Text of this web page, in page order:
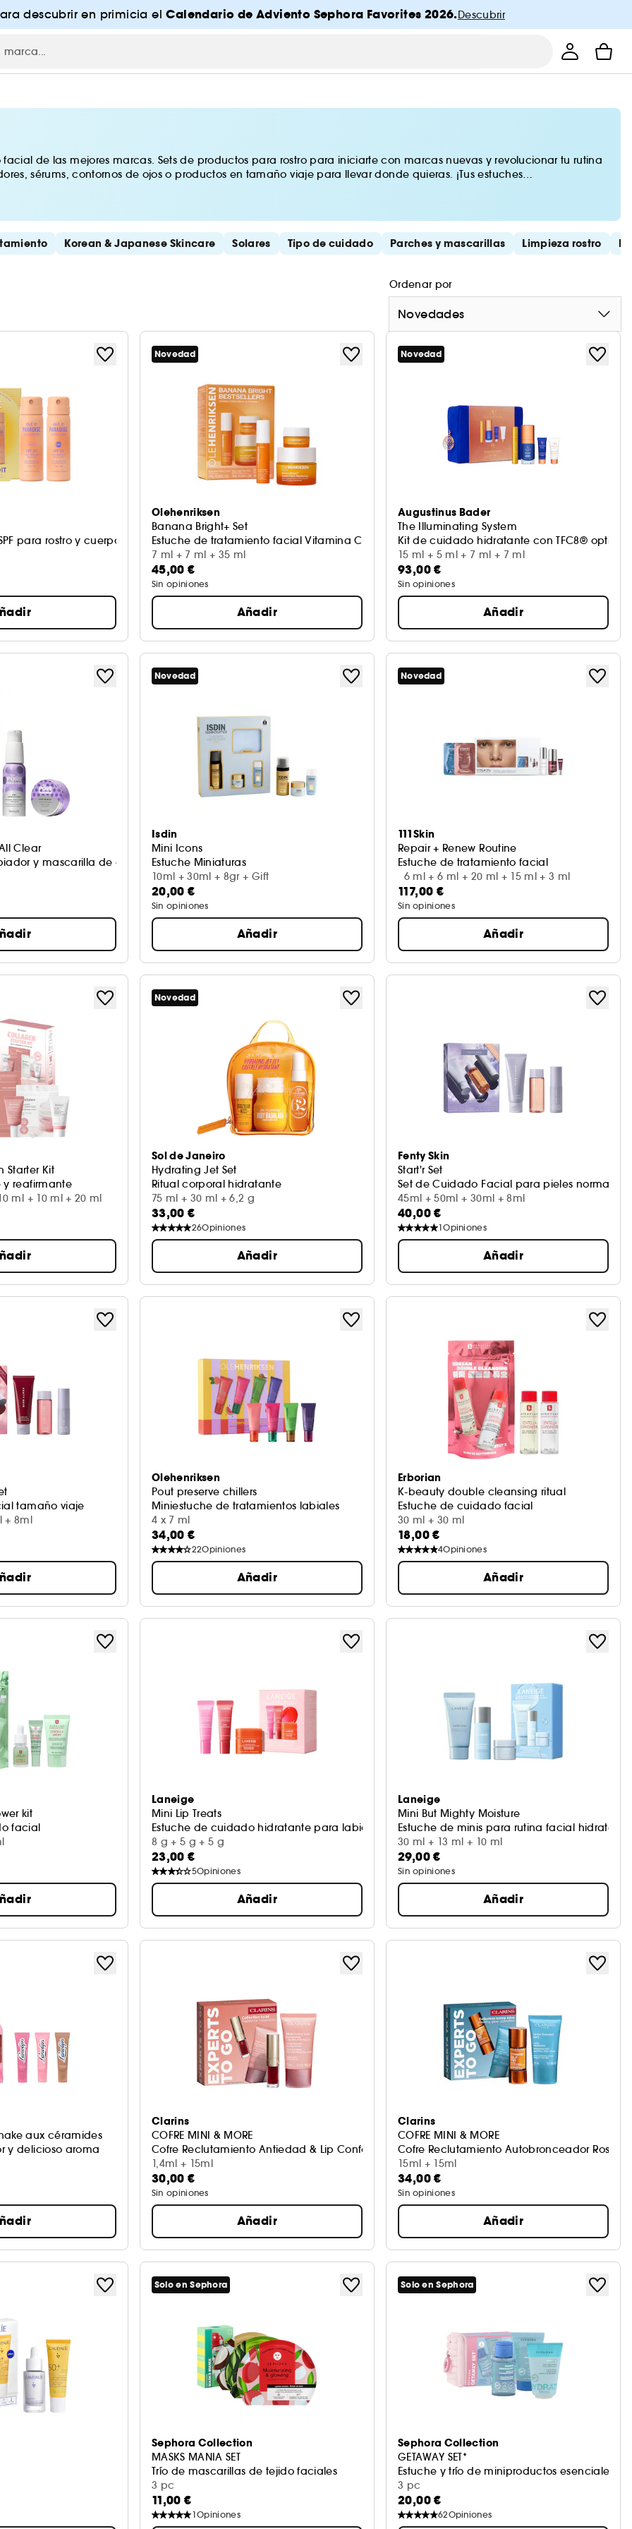
descubrir en primicia elCalendario de Adviento Sephora Favorites 2026.Descubrir
de las mejores marcas. Sets de productos para rostro para iniciarte con marcas nuevas y revolucionar tu rutina
sérums, contornos de ojos o productos en tamaño viaje para llevar donde quieras. ¡Tus estuches
Korean & Japanese Skincare Solares Tipo de cuidado Parches y mascarillas Limpieza rostro
Ordenar por
Novedades
para rostro y cuerpo
Novedad
Olehenriksen
Banana Bright+ Set
Estuche de tratamiento facial Vitamina C
7 ml + 7 ml + 35 ml
45,00 €
Sin opiniones
Añadir
Novedad
Augustinus Bader
The Illuminating System
Kit de cuidado hidratante con TFC8®
15 ml + 5 ml + 7 ml + 7 ml
93,00 €
Sin opiniones
Añadir
Clear
y mascarilla de arcilla
Novedad
Isdin
Mini Icons
Estuche Miniaturas
10ml + 30ml + 8gr + Gift
20,00 €
Sin opiniones
Añadir
Novedad
111Skin
Repair + Renew Routine
Estuche de tratamiento facial
6 ml + 6 ml + 20 ml + 15 ml + 3 ml
117,00 €
Sin opiniones
Añadir
Starter Kit
y reafirmante
ml + 10 ml + 20 ml
Novedad
Sol de Janeiro
Hydrating Jet Set
Ritual corporal hidratante
75 ml + 30 ml + 6,2 g
33,00 €
26Opiniones
Añadir
Fenty Skin
Start'r Set
Set de Cuidado Facial para pieles normales
45ml + 50ml + 30ml + 8ml
40,00 €
1Opiniones
Añadir
tamaño viaje
+ 8ml
Olehenriksen
Pout preserve chillers
Miniestuche de tratamientos labiales
4 x 7 ml
34,00 €
22Opiniones
Añadir
Erborian
K-beauty double cleansing ritual
Estuche de cuidado facial
30 ml + 30 ml
18,00 €
4Opiniones
Añadir
kit
facial
Laneige
Mini Lip Treats
Estuche de cuidado hidratante para labios de día y de noche
8 g + 5 g + 5 g
23,00 €
5Opiniones
Añadir
Laneige
Mini But Mighty Moisture
Estuche de minis para rutina facial hidratante
30 ml + 13 ml + 10 ml
29,00 €
Sin opiniones
Añadir
aux céramides
y delicioso aroma
Clarins
COFRE MINI & MORE
Cofre Reclutamiento Antiedad & Lip Confort Oil
1,4ml + 15ml
30,00 €
Sin opiniones
Añadir
Clarins
COFRE MINI & MORE
Cofre Reclutamiento Autobronceador Rostro
15ml + 15ml
34,00 €
Sin opiniones
Añadir
Solo en Sephora
Sephora Collection
MASKS MANIA SET
Trío de mascarillas de tejido faciales
3 pc
11,00 €
1Opiniones
Solo en Sephora
Sephora Collection
GETAWAY SET*
Estuche y trío de miniproductos esenciales
3 pc
20,00 €
62Opiniones